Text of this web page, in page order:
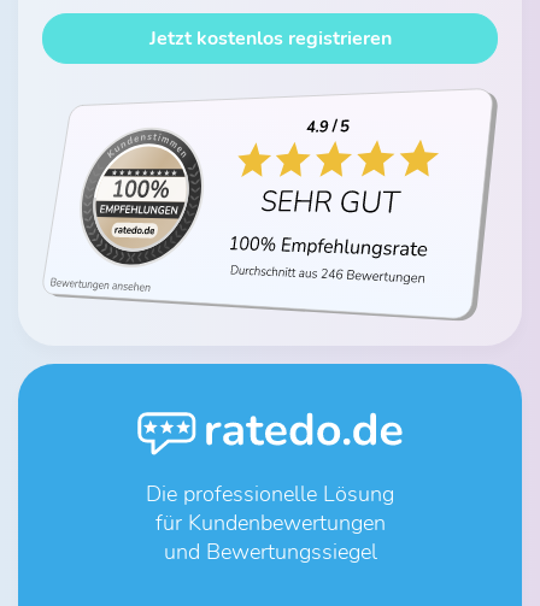
Jetzt kostenlos registrieren
Die professionelle Lösung
für Kundenbewertungen
und Bewertungssiegel